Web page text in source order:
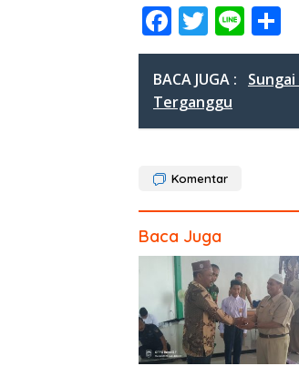
F
ac
e
b
o
o
k
T
w
itt
er
Li
n
e
h
BACA JUGA :
Terganggu
Komentar
Baca Juga